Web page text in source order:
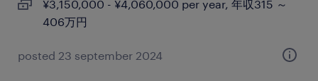
¥3,150,000 - ¥4,060,000 per year, 年収315 ～
406万円
posted 23 september 2024